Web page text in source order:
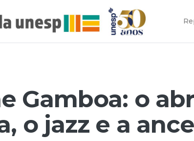
Gamboa: o
o jazz e a